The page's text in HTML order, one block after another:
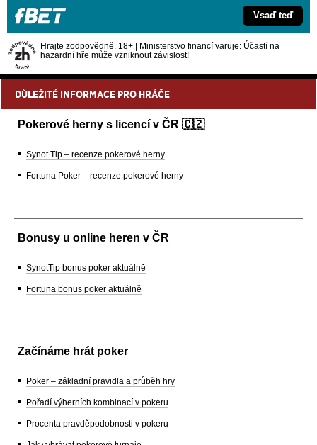
Vsaď teď
Hrajte zodpovědně. 18+ | Ministerstvo financí varuje: Účastí na
hazardní hře může vzniknout závislost!
DŮLEŽITÉ INFORMACE PRO HRÁČE
Pokerové herny s licencí v ČR 🇨🇿
Synot Tip – recenze pokerové herny
Fortuna Poker – recenze pokerové herny
Bonusy u online heren v ČR
SynotTip bonus poker aktuálně
Fortuna bonus poker aktuálně
Začínáme hrát poker
Poker – základní pravidla a průběh hry
Pořadí výherních kombinací v pokeru
Procenta pravděpodobnosti v pokeru